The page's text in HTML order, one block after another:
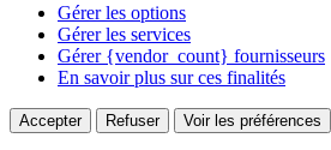
Gérer les options
Gérer les services
Gérer {vendor_count} fournisseurs
En savoir plus sur ces finalités
Accepter Refuser Voir les préférences